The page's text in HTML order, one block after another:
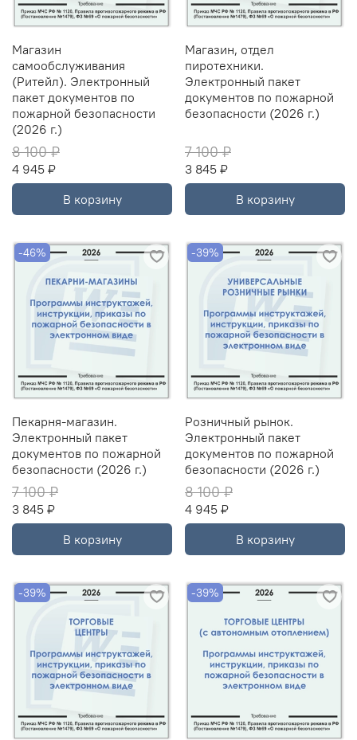
Магазин
самообслуживания
(Ритейл). Электронный
пакет документов по
пожарной безопасности
(2026 г.)
8 100 ₽
4 945 ₽
В корзину
Магазин, отдел
пиротехники.
Электронный пакет
документов по пожарной
безопасности (2026 г.)
7 100 ₽
3 845 ₽
В корзину
-46%
Пекарня-магазин.
Электронный пакет
документов по пожарной
безопасности (2026 г.)
7 100 ₽
3 845 ₽
В корзину
-39%
Розничный рынок.
Электронный пакет
документов по пожарной
безопасности (2026 г.)
8 100 ₽
4 945 ₽
В корзину
-39% -39%